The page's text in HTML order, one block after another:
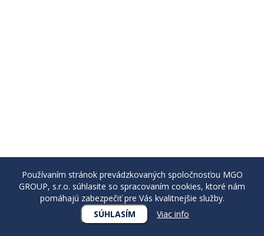
Používaním stránok prevádzkovaných spoločnosťou MGO
GROUP, s.r.o. súhlasite so spracovaním cookies, ktoré nám
pomáhajú zabezpečiť pre Vás kvalitnejšie služby.
SÚHLASÍM
Viac info